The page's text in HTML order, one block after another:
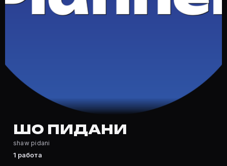
Где снимался Шо Пидани?
Шо Пидани — актёр. Биография и роли на карточке
Где открыть фильмографию Шо Пидани?
На Movie Planner: https://movie-planner.ru/s/
ШО ПИДАНИ
shaw pidani
1 работа